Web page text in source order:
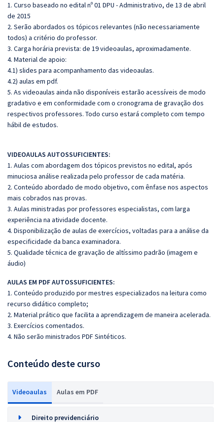
1. Curso baseado no edital nº 01 DPU - Administrativo, de 13 de abril
de 2015
2. Serão abordados os tópicos relevantes (não necessariamente
todos) a critério do professor.
3. Carga horária prevista: de 19 videoaulas, aproximadamente.
4. Material de apoio:
4.1) slides para acompanhamento das videoaulas.
4.2) aulas em pdf.
5. As videoaulas ainda não disponíveis estarão acessíveis de modo
gradativo e em conformidade com o cronograma de gravação dos
respectivos professores. Todo curso estará completo com tempo
hábil de estudos.
VIDEOAULAS AUTOSSUFICIENTES:
1. Aulas com abordagem dos tópicos previstos no edital, após
minuciosa análise realizada pelo professor de cada matéria.
2. Conteúdo abordado de modo objetivo, com ênfase nos aspectos
mais cobrados nas provas.
3. Aulas ministradas por professores especialistas, com larga
experiência na atividade docente.
4. Disponibilização de aulas de exercícios, voltadas para a análise da
especificidade da banca examinadora.
5. Qualidade técnica de gravação de altíssimo padrão (imagem e
áudio)
AULAS EM PDF AUTOSSUFICIENTES:
1. Conteúdo produzido por mestres especializados na leitura como
recurso didático completo;
2. Material prático que facilita a aprendizagem de maneira acelerada.
3. Exercícios comentados.
4. Não serão ministrados PDF Sintéticos.
Conteúdo deste curso
Videoaulas Aulas em PDF
Direito previdenciário